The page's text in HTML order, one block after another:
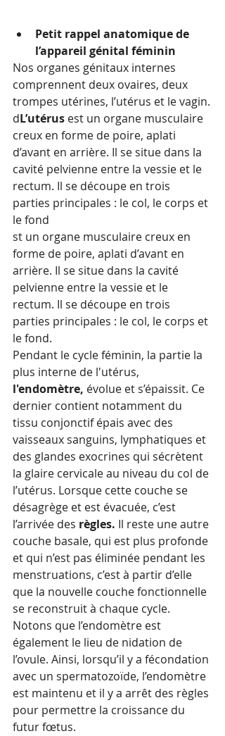
Petit rappel anatomique de
l’appareil génital féminin
Nos organes génitaux internes
comprennent deux ovaires, deux
trompes utérines, l’utérus et le vagin.
dL’utérus est un organe musculaire
creux en forme de poire, aplati
d’avant en arrière. Il se situe dans la
cavité pelvienne entre la vessie et le
rectum. Il se découpe en trois
parties principales : le col, le corps et
le fond
st un organe musculaire creux en
forme de poire, aplati d’avant en
arrière. Il se situe dans la cavité
pelvienne entre la vessie et le
rectum. Il se découpe en trois
parties principales : le col, le corps et
le fond.
Pendant le cycle féminin, la partie la
plus interne de l'utérus,
l'endomètre, évolue et s’épaissit. Ce
dernier contient notamment du
tissu conjonctif épais avec des
vaisseaux sanguins, lymphatiques et
des glandes exocrines qui sécrètent
la glaire cervicale au niveau du col de
l’utérus. Lorsque cette couche se
désagrège et est évacuée, c’est
l’arrivée des règles. Il reste une autre
couche basale, qui est plus profonde
et qui n’est pas éliminée pendant les
menstruations, c’est à partir d’elle
que la nouvelle couche fonctionnelle
se reconstruit à chaque cycle.
Notons que l’endomètre est
également le lieu de nidation de
l’ovule. Ainsi, lorsqu’il y a fécondation
avec un spermatozoïde, l’endomètre
est maintenu et il y a arrêt des règles
pour permettre la croissance du
futur fœtus.